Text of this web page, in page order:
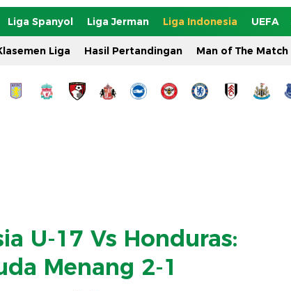
Liga Spanyol Liga Jerman Liga Indonesia UEFA
Liga Hasil Pertandingan Man of The Match
U-17 Vs Honduras:
Menang 2-1